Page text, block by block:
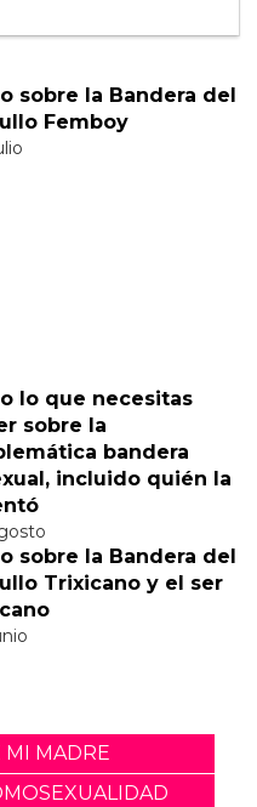
sobre la Bandera del
Femboy
lo que necesitas
sobre la
bandera
incluido quién la
sobre la Bandera del
Trixicano y el ser
MI MADRE